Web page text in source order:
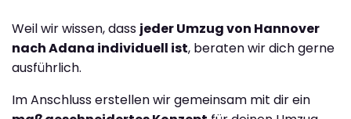
Weil wir wissen, dass jeder Umzug von Hannover
nach Adana individuell ist, beraten wir dich gerne
ausführlich.
Im Anschluss erstellen wir gemeinsam mit dir ein